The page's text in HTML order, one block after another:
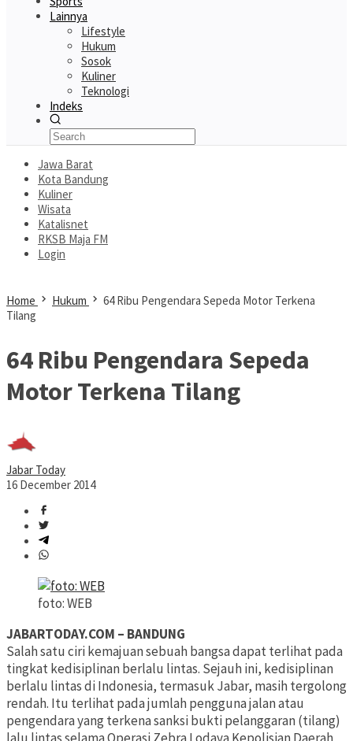
Lainnya
Lifestyle
Hukum
Sosok
Kuliner
Teknologi
Indeks
Jawa Barat
Kota Bandung
Kuliner
Wisata
Katalisnet
RKSB Maja FM
Login
Home Hukum
64 Ribu Pengendara Sepeda Motor Terkena
Tilang
64 Ribu Pengendara Sepeda
Motor Terkena Tilang
Jabar Today
16 December 2014
foto: WEB
JABARTODAY.COM – BANDUNG
Salah satu ciri kemajuan sebuah bangsa dapat terlihat pada
tingkat kedisiplinan berlalu lintas. Sejauh ini, kedisiplinan
berlalu lintas di Indonesia, termasuk Jabar, masih tergolong
rendah. Itu terlihat pada jumlah pengguna jalan atau
pengendara yang terkena sanksi bukti pelanggaran (tilang)